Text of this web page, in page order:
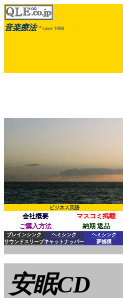
音楽療法+α since 1998
ビジネス英語
会社概要 マスコミ掲載
ご購入方法
納期 返品
ブレインシンク
サウンドスリープ
ヘミシンク
キャットナッパー
ヘミシンク
夢捕獲
安眠CD